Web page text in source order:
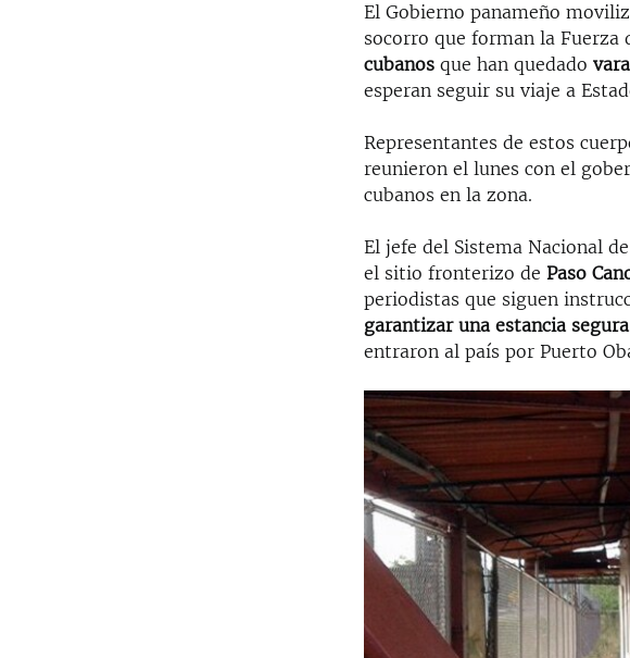
El Gobierno panameño
socorro que forman la Fuerza
cubanos que han quedado
esperan seguir su viaje a
Representantes de estos
reunieron el lunes con el
cubanos en la zona.
El jefe del Sistema Nacional
el sitio fronterizo dePaso
periodistas que siguen
garantizar una estancia segura
entraron al país por Puerto